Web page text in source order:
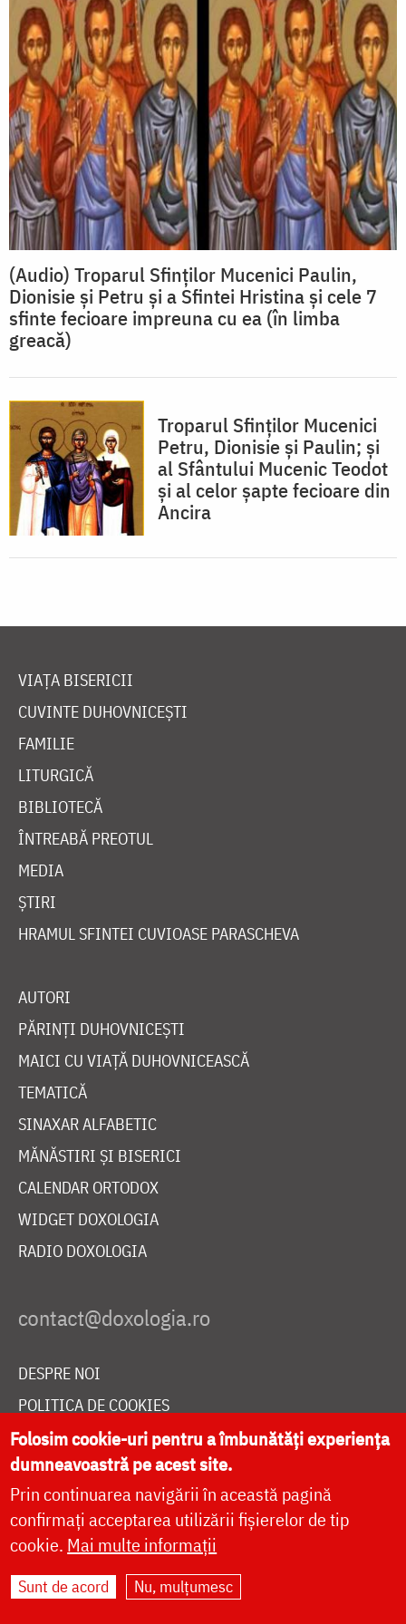
(Audio) Troparul Sfinților Mucenici Paulin,
Dionisie și Petru și a Sfintei Hristina și cele 7
sfinte fecioare impreuna cu ea (în limba
greacă)
Troparul Sfinţilor Mucenici
Petru, Dionisie şi Paulin; şi
al Sfântului Mucenic Teodot
şi al celor şapte fecioare din
Ancira
VIAȚA BISERICII
CUVINTE DUHOVNICEȘTI
FAMILIE
LITURGICĂ
BIBLIOTECĂ
ÎNTREABĂ PREOTUL
MEDIA
ȘTIRI
HRAMUL SFINTEI CUVIOASE PARASCHEVA
AUTORI
PĂRINȚI DUHOVNICEȘTI
MAICI CU VIAȚĂ DUHOVNICEASCĂ
TEMATICĂ
SINAXAR ALFABETIC
MĂNĂSTIRI ȘI BISERICI
CALENDAR ORTODOX
WIDGET DOXOLOGIA
RADIO DOXOLOGIA
DESPRE NOI
POLITICA DE COOKIES
DONEAZĂ ONLINE PENTRU CATEDRALA NAȚIONALĂ
LIVE
Site dezvoltat deDOXOLOGIA MEDIA
Folosim cookie-uri pentru a îmbunătăți experiența
dumneavoastră pe acest site.
Prin continuarea navigării în această pagină
confirmați acceptarea utilizării fișierelor de tip
cookie. Mai multe informații
Sunt de acord Nu, mulțumesc